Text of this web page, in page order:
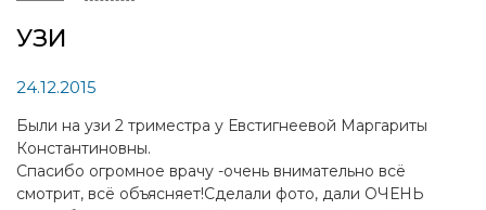
УЗИ
24.12.2015
Были на узи 2 триместра у Евстигнеевой Маргариты
Константиновны.
Спасибо огромное врачу -очень внимательно всё
смотрит, всё объясняет!Сделали фото, дали ОЧЕНЬ